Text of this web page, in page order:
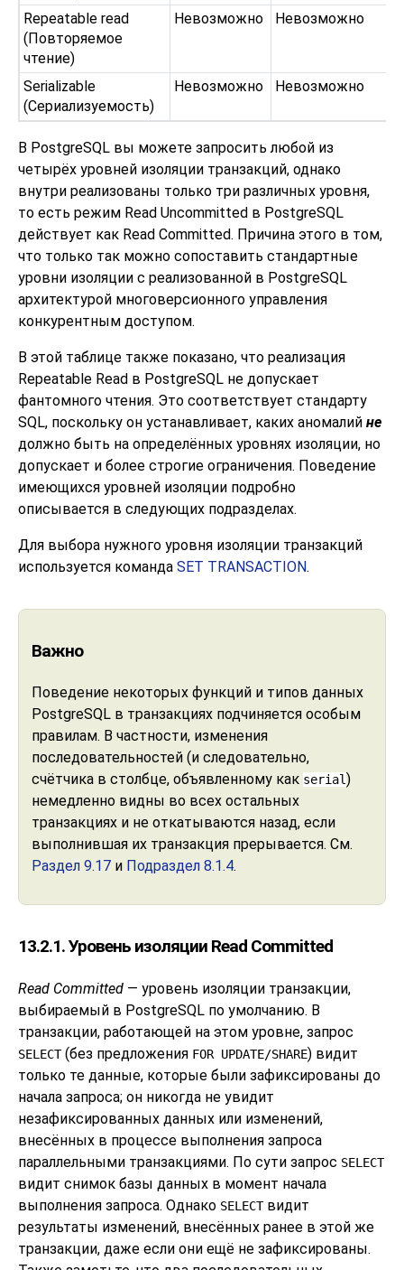
Repeatable read
(Повторяемое
чтение)
Невозможно Невозможно
Serializable
(Сериализуемость)
Невозможно Невозможно
В PostgreSQL вы можете запросить любой из
четырёх уровней изоляции транзакций, однако
внутри реализованы только три различных уровня,
то есть режим Read Uncommitted в PostgreSQL
действует как Read Committed. Причина этого в том,
что только так можно сопоставить стандартные
уровни изоляции с реализованной в PostgreSQL
архитектурой многоверсионного управления
конкурентным доступом.
В этой таблице также показано, что реализация
Repeatable Read в PostgreSQL не допускает
фантомного чтения. Это соответствует стандарту
SQL, поскольку он устанавливает, каких аномалий не
должно быть на определённых уровнях изоляции, но
допускает и более строгие ограничения. Поведение
имеющихся уровней изоляции подробно
описывается в следующих подразделах.
Для выбора нужного уровня изоляции транзакций
используется команда SET TRANSACTION.
Важно
Поведение некоторых функций и типов данных
PostgreSQL в транзакциях подчиняется особым
правилам. В частности, изменения
последовательностей (и следовательно,
счётчика в столбце, объявленному как serial)
немедленно видны во всех остальных
транзакциях и не откатываются назад, если
выполнившая их транзакция прерывается. См.
Раздел 9.17 и Подраздел 8.1.4.
13.2.1. Уровень изоляции Read Committed
Read Committed — уровень изоляции транзакции,
выбираемый в PostgreSQL по умолчанию. В
транзакции, работающей на этом уровне, запрос
SELECT(без предложения FOR UPDATE/SHARE) видит
только те данные, которые были зафиксированы до
начала запроса; он никогда не увидит
незафиксированных данных или изменений,
внесённых в процессе выполнения запроса
параллельными транзакциями. По сути запрос SELECT
видит снимок базы данных в момент начала
выполнения запроса. Однако SELECTвидит
результаты изменений, внесённых ранее в этой же
транзакции, даже если они ещё не зафиксированы.